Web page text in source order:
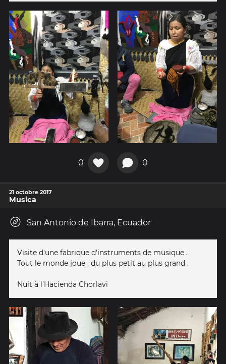
0 0
21 octobre 2017
Musica
San Antonio de Ibarra, Ecuador
Visite d'une fabrique d'instruments de musique .
Tout le monde joue , du plus petit au plus grand .
Nuit à l'Hacienda Chorlavi